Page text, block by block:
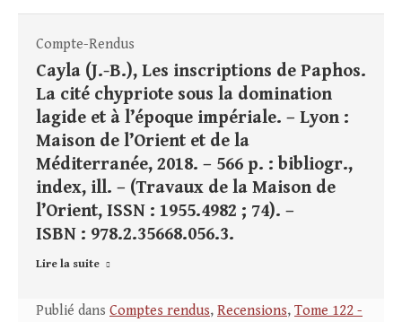
Compte-Rendus
Cayla (J.-B.), Les inscriptions de Paphos.
La cité chypriote sous la domination
lagide et à l’époque impériale. – Lyon :
Maison de l’Orient et de la
Méditerranée, 2018. – 566 p. : bibliogr.,
index, ill. – (Travaux de la Maison de
l’Orient, ISSN : 1955.4982 ; 74). –
ISBN : 978.2.35668.056.3.
Lire la suite
Publié dans Comptes rendus, Recensions, Tome 122 -